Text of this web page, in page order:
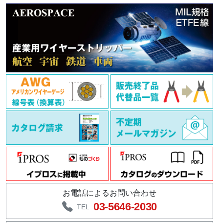
お電話によるお問い合わせ
TEL 03-5646-2030